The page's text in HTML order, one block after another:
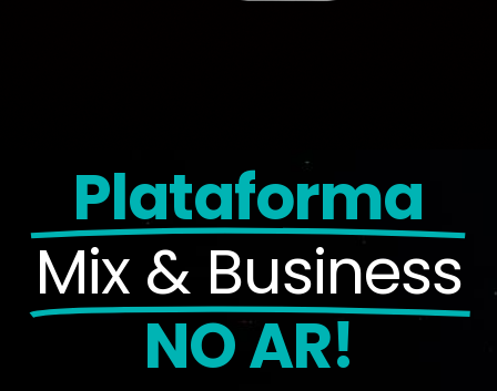
Plataforma
Mix & Business
NO AR!